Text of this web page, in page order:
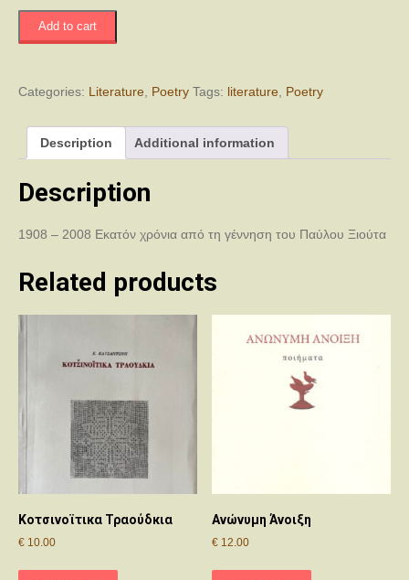
Ποιητικά
quantity
Add to cart
Categories: Literature Poetry Tags: literature Poetry
Description Additional information
Description
1908 – 2008 Εκατόν χρόνια από τη γέννηση του Παύλου Ξιούτα
Related products
Κοτσινοϊτικα Τραούδκια
€ 10.00
Ανώνυμη Άνοιξη
€ 12.00